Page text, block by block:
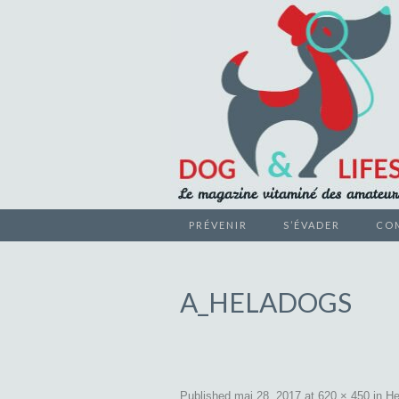
DOG
Le magazine vitaminé des
PRÉVENIR S’ÉVADER
A_HELADOGS
Published mai 28, 2017 at 620 × 450 in